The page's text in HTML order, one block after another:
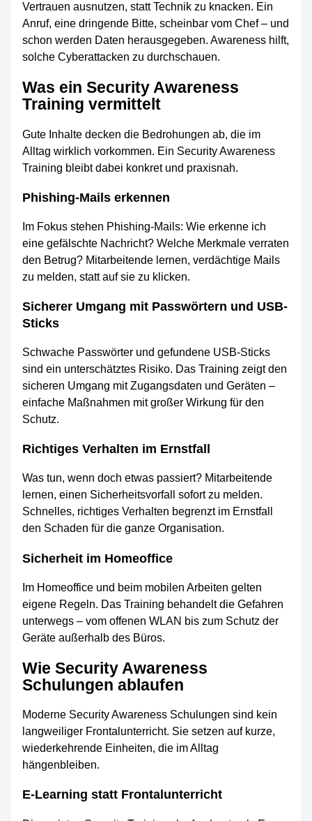
Vertrauen ausnutzen, statt Technik zu knacken. Ein
Anruf, eine dringende Bitte, scheinbar vom Chef – und
schon werden Daten herausgegeben. Awareness hilft,
solche Cyberattacken zu durchschauen.
Was ein Security Awareness
Training vermittelt
Gute Inhalte decken die Bedrohungen ab, die im
Alltag wirklich vorkommen. Ein Security Awareness
Training bleibt dabei konkret und praxisnah.
Phishing-Mails erkennen
Im Fokus stehen Phishing-Mails: Wie erkenne ich
eine gefälschte Nachricht? Welche Merkmale verraten
den Betrug? Mitarbeitende lernen, verdächtige Mails
zu melden, statt auf sie zu klicken.
Sicherer Umgang mit Passwörtern und USB-
Sticks
Schwache Passwörter und gefundene USB-Sticks
sind ein unterschätztes Risiko. Das Training zeigt den
sicheren Umgang mit Zugangsdaten und Geräten –
einfache Maßnahmen mit großer Wirkung für den
Schutz.
Richtiges Verhalten im Ernstfall
Was tun, wenn doch etwas passiert? Mitarbeitende
lernen, einen Sicherheitsvorfall sofort zu melden.
Schnelles, richtiges Verhalten begrenzt im Ernstfall
den Schaden für die ganze Organisation.
Sicherheit im Homeoffice
Im Homeoffice und beim mobilen Arbeiten gelten
eigene Regeln. Das Training behandelt die Gefahren
unterwegs – vom offenen WLAN bis zum Schutz der
Geräte außerhalb des Büros.
Wie Security Awareness
Schulungen ablaufen
Moderne Security Awareness Schulungen sind kein
langweiliger Frontalunterricht. Sie setzen auf kurze,
wiederkehrende Einheiten, die im Alltag
hängenbleiben.
E-Learning statt Frontalunterricht